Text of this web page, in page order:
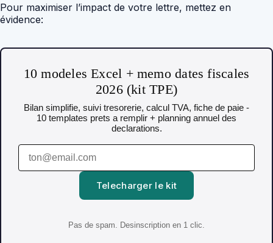
Pour maximiser l’impact de votre lettre, mettez en
évidence:
10 modeles Excel + memo dates fiscales
2026 (kit TPE)
Bilan simplifie, suivi tresorerie, calcul TVA, fiche de paie -
10 templates prets a remplir + planning annuel des
declarations.
Telecharger le kit
Pas de spam. Desinscription en 1 clic.